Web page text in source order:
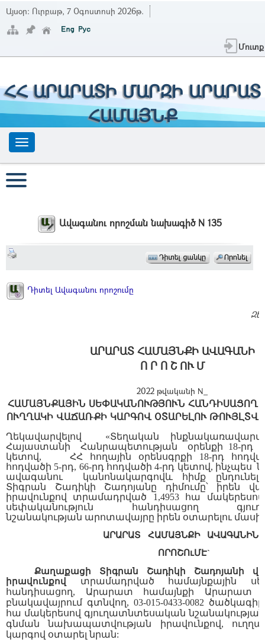
Այսօր: Ուրբաթ, 7 Օգոստոսի 2026թ.
Մուտք
ՀՀ ԱՐԱՐԱՏԻ ՄԱՐԶԻ ԱՐԱՐԱՏ
ՀԱՄԱՅՆՔ
Ավագանու որոշման նախագիծ N 135
Դիտել Ավագանու որոշումը
ԱՐԱՐԱՏ ՀԱՄԱՅՆՔԻ ԱՎԱԳԱՆԻ
Ո Ր Ո Շ ՈՒ Մ
2022 թվականի N_
ՀԱՄԱՅՆՔԱՅԻՆ ՍԵՓԱԿԱՆՈՒԹՅՈՒՆ ՀԱՆԴԻՍԱՑՈՂ
ՈՒՂՂԱԿԻ ՎԱՃԱՌՔԻ ԿԱՐԳՈՎ ՕՏԱՐԵԼՈՒ
Ղեկավարվելով «Տեղական
Հայաստանի
Հանրապետության օրենքի 18-րդ
կետով,
ՀՀ հողային օրենսգրքի 18-րդ
հոդվածի 5-րդ, 66-րդ հոդվածի 4-րդ կետով, ինչպես
ավագանու
կանոնակարգովև հիմք
Տիգրան Շադիկի Շադոյանը
դիմումը՝ իրեն
իրավունքով տրամադրված 1 ,4953
հա
սեփականություն հանդիսացող
նշանակության արոտավայրը իրեն օտարելու
ԱՐԱՐԱՏ
ՀԱՄԱՅՆՔԻ
ԱՎԱԳԱՆԻՆ
ՈՐՈՇՈւՄԷ`
Քաղաքացի Տիգրան Շադիկի Շադոյանի
իրավունքով տրամադրված համայնքային
հանդիսացող, Արարատ համայնքի Արարատ
բնակավայրում գտնվող, 03-015-0433-0082
հա մակերեսով գյուղատնտեսական
գնման նախապատվության իրավունքով,
կարգով օտարել նրան: